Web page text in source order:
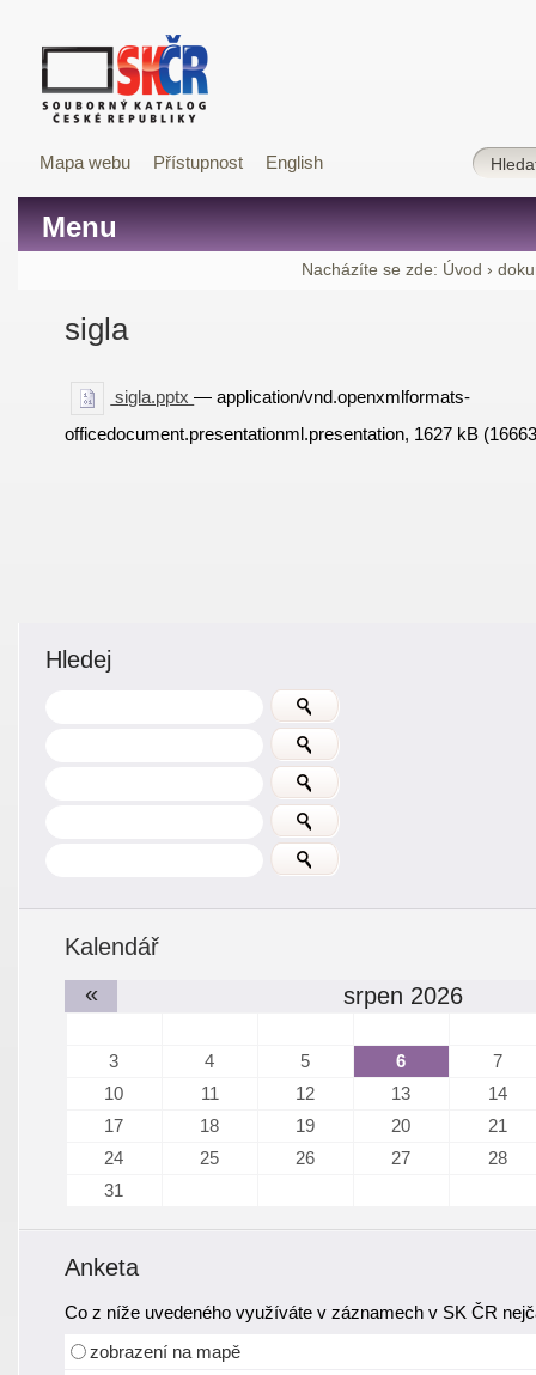
Mapa webu Přístupnost English
Menu
Nacházíte se zde: Úvod ›
sigla
sigla.pptx— application/vnd.openxmlformats-
officedocument.presentationml.presentation, 1627 kB
Hledej
Kalendář
«
srpen 2026
3 4 5 6
7
10
11 12 13
14
17
18 19 20
21
24
25 26 27
28
31
Anketa
Co z níže uvedeného využíváte v záznamech v SK ČR
zobrazení na mapě